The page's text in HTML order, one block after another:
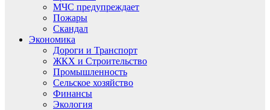
МЧС предупреждает
Пожары
Скандал
Экономика
Дороги и Транспорт
ЖКХ и Строительство
Промышленность
Сельское хозяйство
Финансы
Экология